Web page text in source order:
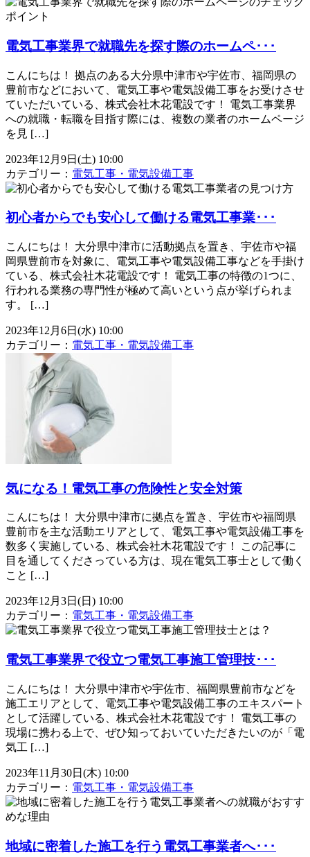
電気工事業界で就職先を探す際のホームペ･･･
こんにちは！ 拠点のある大分県中津市や宇佐市、福岡県の
豊前市などにおいて、電気工事や電気設備工事をお受けさせ
ていただいている、株式会社木花電設です！ 電気工事業界
への就職・転職を目指す際には、複数の業者のホームページ
を見 […]
2023年12月9日(土) 10:00
カテゴリー： 電気工事・電気設備工事
初心者からでも安心して働ける電気工事業･･･
こんにちは！ 大分県中津市に活動拠点を置き、宇佐市や福
岡県豊前市を対象に、電気工事や電気設備工事などを手掛け
ている、株式会社木花電設です！ 電気工事の特徴の1つに、
行われる業務の専門性が極めて高いという点が挙げられま
す。 […]
2023年12月6日(水) 10:00
カテゴリー： 電気工事・電気設備工事
気になる！電気工事の危険性と安全対策
こんにちは！ 大分県中津市に拠点を置き、宇佐市や福岡県
豊前市を主な活動エリアとして、電気工事や電気設備工事を
数多く実施している、株式会社木花電設です！ この記事に
目を通してくださっている方は、現在電気工事士として働く
こと […]
2023年12月3日(日) 10:00
カテゴリー： 電気工事・電気設備工事
電気工事業界で役立つ電気工事施工管理技･･･
こんにちは！ 大分県中津市や宇佐市、福岡県豊前市などを
施工エリアとして、電気工事や電気設備工事のエキスパート
として活躍している、株式会社木花電設です！ 電気工事の
現場に携わる上で、ぜひ知っておいていただきたいのが「電
気工 […]
2023年11月30日(木) 10:00
カテゴリー： 電気工事・電気設備工事
地域に密着した施工を行う電気工事業者へ･･･